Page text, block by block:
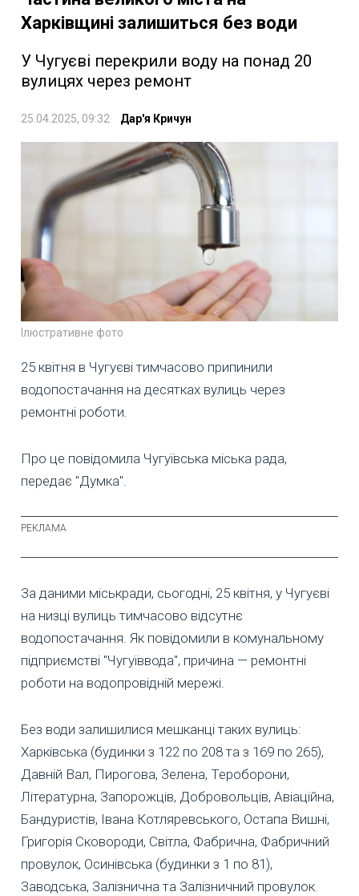
Харківщині залишиться без води
У Чугуєві перекрили воду на понад 20
вулицях через ремонт
25.04.2025, 09:32 Дар'я Кричун
Ілюстративне фото
25 квітня в Чугуєві тимчасово припинили
водопостачання на десятках вулиць через
ремонтні роботи.
Про це повідомила Чугуївська міська рада,
передає "Думка".
За даними міськради, сьогодні, 25 квітня, у Чугуєві
на низці вулиць тимчасово відсутнє
водопостачання. Як повідомили в комунальному
підприємстві "Чугуїввода", причина — ремонтні
роботи на водопровідній мережі.
Без води залишилися мешканці таких вулиць:
Харківська (будинки з 122 по 208 та з 169 по 265),
Давній Вал, Пирогова, Зелена, Тероборони,
Літературна, Запорожців, Добровольців, Авіаційна,
Бандуристів, Івана Котляревського, Остапа Вишні,
Григорія Сковороди, Світла, Фабрична, Фабричний
провулок, Осинівська (будинки з 1 по 81),
Заводська, Залізнична та Залізничний провулок.